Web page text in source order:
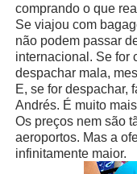
comprando o que
Se viajou com
não podem passar
internacional. Se for
despachar mala,
E, se for despachar,
Andrés. É muito
Os preços nem são
aeroportos. Mas a
infinitamente maior.